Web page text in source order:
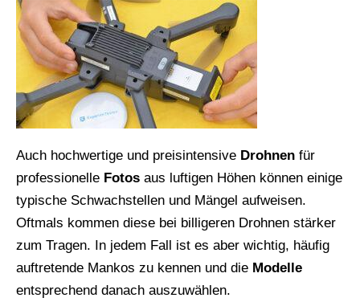
Auch hochwertige und preisintensive Drohnen für
professionelle Fotos aus luftigen Höhen können einige
typische Schwachstellen und Mängel aufweisen.
Oftmals kommen diese bei billigeren Drohnen stärker
zum Tragen. In jedem Fall ist es aber wichtig, häufig
auftretende Mankos zu kennen und die Modelle
entsprechend danach auszuwählen.